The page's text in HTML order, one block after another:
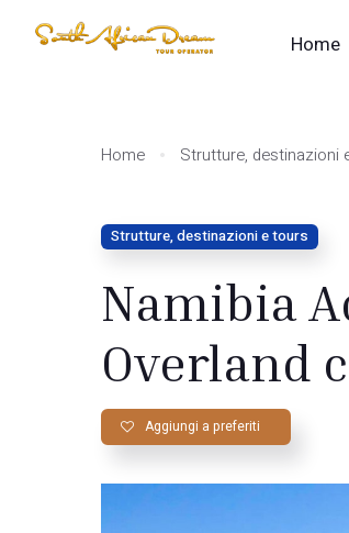
Home
Home Strutture, destinazioni
Strutture, destinazioni e tours
Namibia
Overland
Aggiungi a preferiti